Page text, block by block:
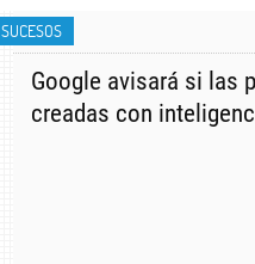
SUCESOS
Google avisará si las
creadas con